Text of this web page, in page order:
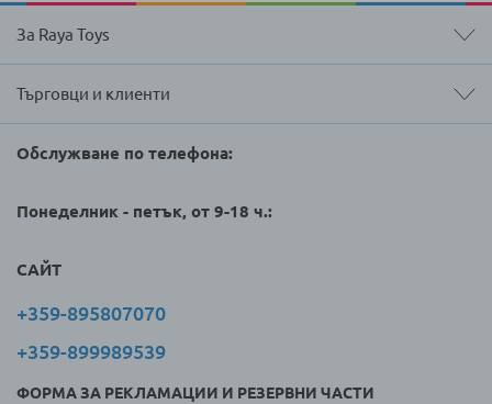
За Raya Toys
Търговци и клиенти
Обслужване по телефона:
Понеделник - петък, от 9-18 ч.:
САЙТ
+359-895807070
+359-899989539
ФОРМА ЗА РЕКЛАМАЦИИ И РЕЗЕРВНИ ЧАСТИ